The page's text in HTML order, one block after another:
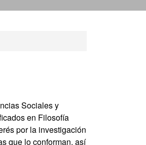
Sociales y
en Filosofía
por la investigación
que lo conforman, así